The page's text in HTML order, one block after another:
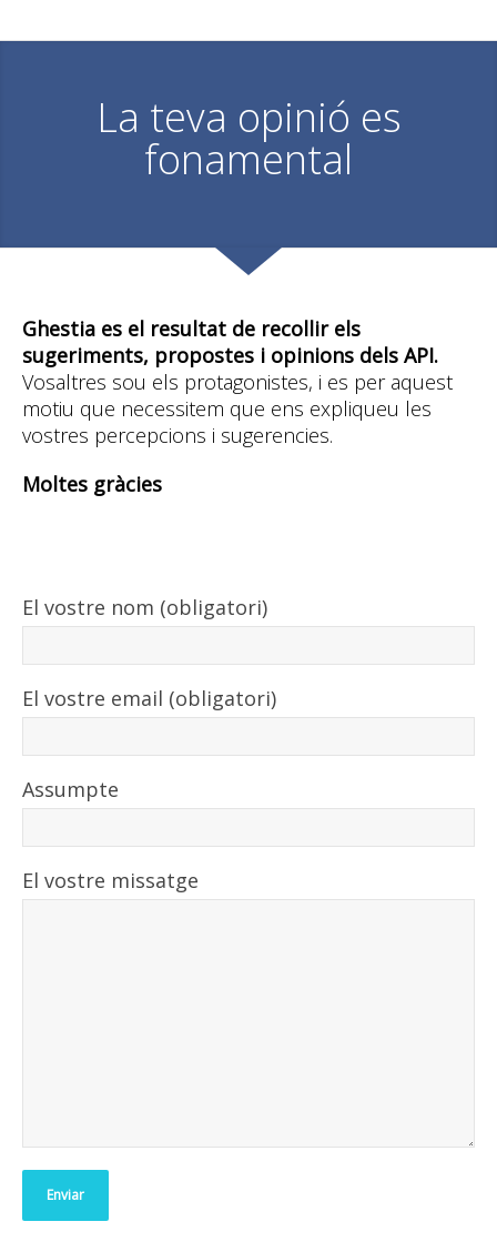
La teva opinió es
fonamental
Ghestia es el resultat de recollir els
sugeriments, propostes i opinions dels API.
Vosaltres sou els protagonistes, i es per aquest
motiu que necessitem que ens expliqueu les
vostres percepcions i sugerencies.
Moltes gràcies
El vostre nom (obligatori)
El vostre email (obligatori)
Assumpte
El vostre missatge